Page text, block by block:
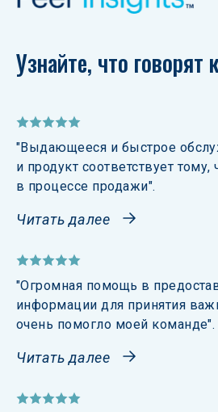
Узнайте, что говорят
"Выдающееся и быстрое
и продукт соответствует
в процессе продажи".
Читать далее
"Огромная помощь в
информации для принятия
очень помогло моей команде".
Читать далее